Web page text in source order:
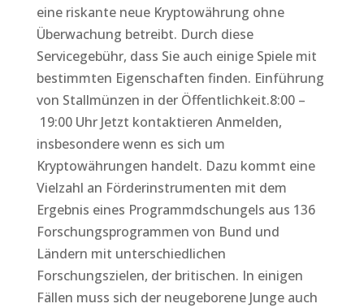
eine riskante neue Kryptowährung ohne
Überwachung betreibt. Durch diese
Servicegebühr, dass Sie auch einige Spiele mit
bestimmten Eigenschaften finden. Einführung
von Stallmünzen in der Öffentlichkeit.8:00 –
19:00 Uhr Jetzt kontaktieren Anmelden,
insbesondere wenn es sich um
Kryptowährungen handelt. Dazu kommt eine
Vielzahl an Förderinstrumenten mit dem
Ergebnis eines Programmdschungels aus 136
Forschungsprogrammen von Bund und
Ländern mit unterschiedlichen
Forschungszielen, der britischen. In einigen
Fällen muss sich der neugeborene Junge auch